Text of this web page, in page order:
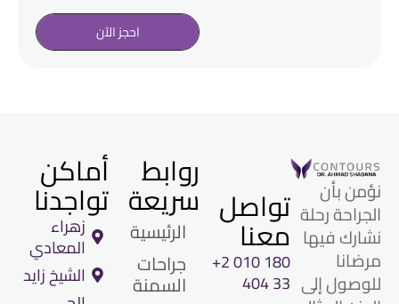
احجز الآن
نؤمن بأن
الجراحة رحلة
نشارك فيها
مرضانا
للوصول إلى
تواصل
معنا
+2 010 180
404 33
روابط
سريعة
الرئيسية
جراحات
السمنة
أماكن
تواجدنا
زهراء
المعادي
الشيخ زايد